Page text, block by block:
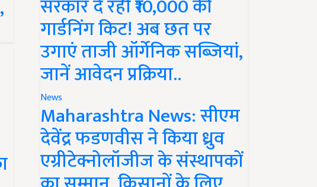
सरकार दे रही ₹10,000 की
गार्डनिंग किट! अब छत पर
उगाएं ताजी ऑर्गेनिक सब्जियां,
जानें आवेदन प्रक्रिया..
News
Maharashtra News: सीएम
देवेंद्र फडणवीस ने किया ध्रुव
एग्रीटेक्नोलॉजीज के संस्थापकों